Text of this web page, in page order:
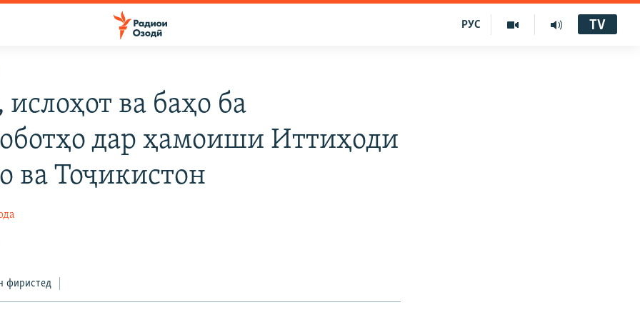
РУС TV
ва баҳо ба
дар ҳамоиши Иттиҳоди
ва Тоҷикистон
фиристед